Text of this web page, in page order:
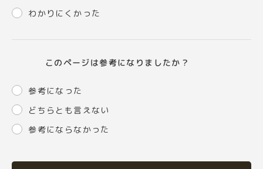
わかりにくかった
このページは参考になりましたか？
参考になった
どちらとも言えない
参考にならなかった